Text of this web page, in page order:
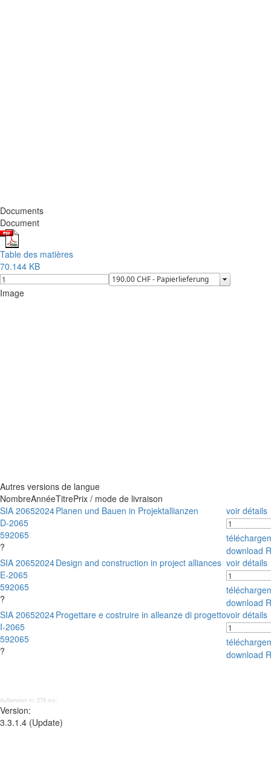
Documents
Document
Table des matières
70.144 KB
Image
Autres versions de langue
NombreAnnéeTitrePrix / mode de livraison
SIA 2065
D-2065
592065
?
2024Planen und Bauen in Projektallianzen voir détails
download
SIA 2065
E-2065
592065
?
2024Design and construction in project alliances voir détails
download
SIA 2065
I-2065
592065
?
2024Progettare e costruire in alleanze di progettovoir détails
download
Aufbereitet in: 279 ms;
Version:
3.3.1.4 (Update)